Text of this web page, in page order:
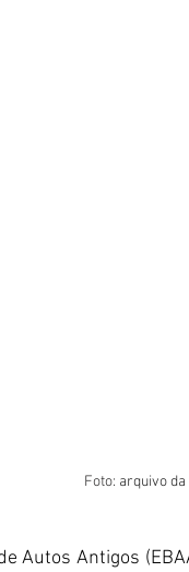
Foto: arquivo
Autos Antigos